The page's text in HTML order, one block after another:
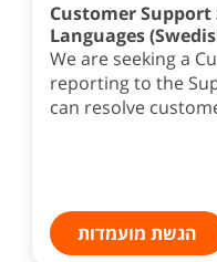
Customer
Languages
We are seeking a
reporting to the
can resolve
הגשת מועמדות